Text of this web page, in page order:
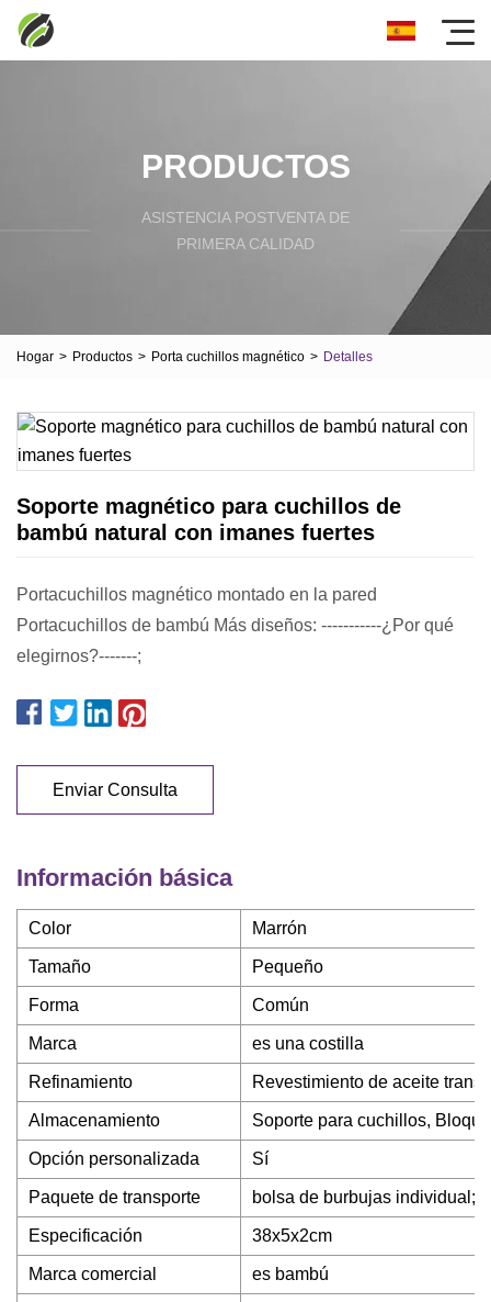
PRODUCTOS
ASISTENCIA POSTVENTA DE
PRIMERA CALIDAD
Hogar > Productos > Porta cuchillos magnético > Detalles
Soporte magnético para cuchillos de
bambú natural con imanes fuertes
Portacuchillos magnético montado en la pared
Portacuchillos de bambú Más diseños: -----------¿Por qué
elegirnos?-------;
Enviar Consulta
Información básica
Color Marrón
Tamaño Pequeño
Forma Común
Marca es una costilla
Refinamiento Revestimiento de aceite
Almacenamiento Soporte para cuchillos,
Opción personalizada Sí
Paquete de transporte bolsa de burbujas individual;
Especificación 38x5x2cm
Marca comercial es bambú